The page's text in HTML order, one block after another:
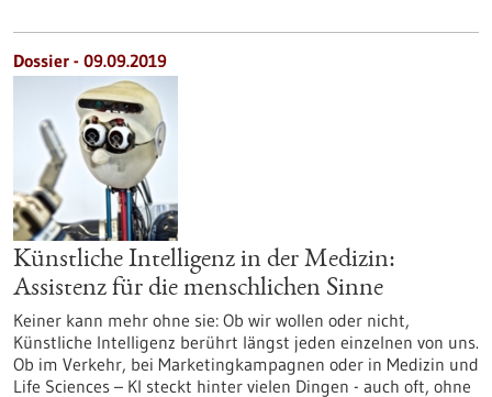
Dossier - 09.09.2019
Künstliche Intelligenz in der Medizin:
Assistenz für die menschlichen Sinne
Keiner kann mehr ohne sie: Ob wir wollen oder nicht,
Künstliche Intelligenz berührt längst jeden einzelnen von uns.
Ob im Verkehr, bei Marketingkampagnen oder in Medizin und
Life Sciences – KI steckt hinter vielen Dingen - auch oft, ohne